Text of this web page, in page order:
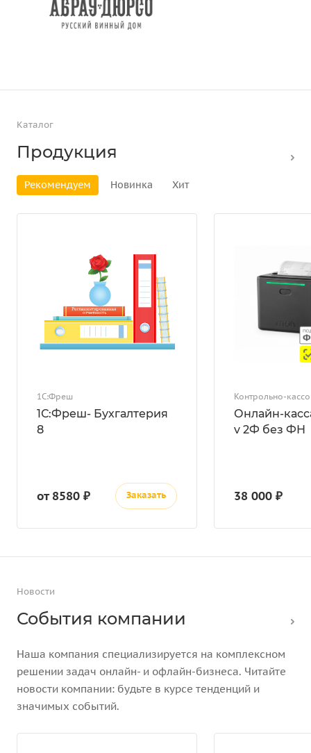
Каталог
Продукция
Рекомендуем Новинка Хит
1С:Фреш
1С:Фреш- Бухгалтерия
8
от 8580 ₽ Заказать
Контрольно-
Онлайн-
v 2Ф без ФН
38 000 ₽
Новости
События компании
Наша компания специализируется на комплексном
решении задач онлайн- и офлайн-бизнеса. Читайте
новости компании: будьте в курсе тенденций и
значимых событий.